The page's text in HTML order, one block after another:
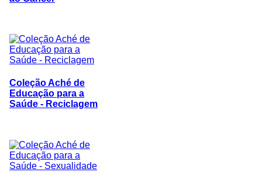
Coleção Aché de
Educação para a
Saúde - Reciclagem